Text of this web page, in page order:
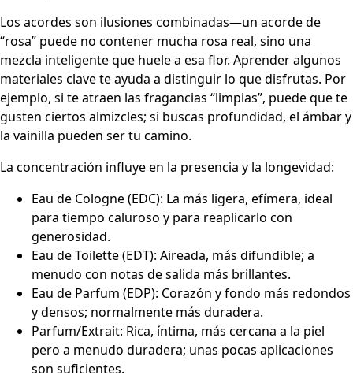
Los acordes son ilusiones combinadas—un acorde de
“rosa” puede no contener mucha rosa real, sino una
mezcla inteligente que huele a esa flor. Aprender algunos
materiales clave te ayuda a distinguir lo que disfrutas. Por
ejemplo, si te atraen las fragancias “limpias”, puede que te
gusten ciertos almizcles; si buscas profundidad, el ámbar y
la vainilla pueden ser tu camino.
La concentración influye en la presencia y la longevidad:
Eau de Cologne (EDC): La más ligera, efímera, ideal
para tiempo caluroso y para reaplicarlo con
generosidad.
Eau de Toilette (EDT): Aireada, más difundible; a
menudo con notas de salida más brillantes.
Eau de Parfum (EDP): Corazón y fondo más redondos
y densos; normalmente más duradera.
Parfum/Extrait: Rica, íntima, más cercana a la piel
pero a menudo duradera; unas pocas aplicaciones
son suficientes.